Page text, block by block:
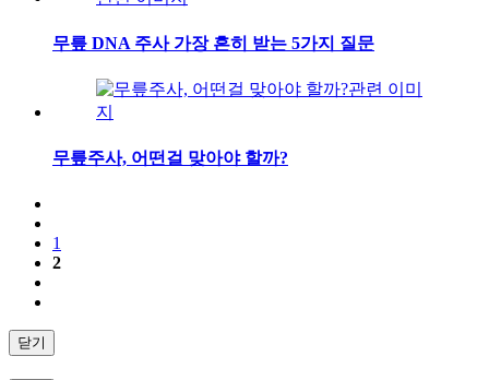
무릎 DNA 주사 가장 흔히 받는 5가지 질문
무릎주사, 어떤걸 맞아야 할까?
1
2
닫기